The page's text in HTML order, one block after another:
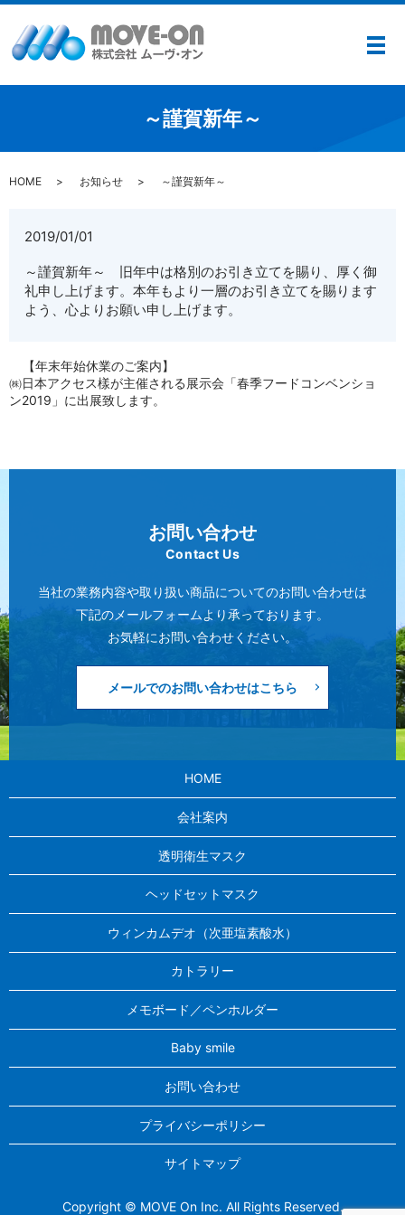
メ
～謹賀新年～
HOME お知らせ ～謹賀新年～
2019/01/01
～謹賀新年～ 旧年中は格別のお引き立てを賜り、厚く御
礼申し上げます。本年もより一層のお引き立てを賜ります
よう、心よりお願い申し上げます。
【年末年始休業のご案内】
㈱日本アクセス樣が主催される展示会「春季フードコンベンショ
ン2019」に出展致します。
お問い合わせ
Contact Us
当社の業務内容や取り扱い商品についてのお問い合わせは
下記のメールフォームより承っております。
お気軽にお問い合わせください。
メールでのお問い合わせはこちら
HOME
会社案内
透明衛生マスク
ヘッドセットマスク
ウィンカムデオ（次亜塩素酸水）
カトラリー
メモボード／ペンホルダー
Baby smile
お問い合わせ
プライバシーポリシー
サイトマップ
Copyright © MOVE On Inc. All Rights Reserved.